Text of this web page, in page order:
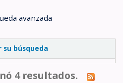
avanzada
su búsqueda
4 resultados.